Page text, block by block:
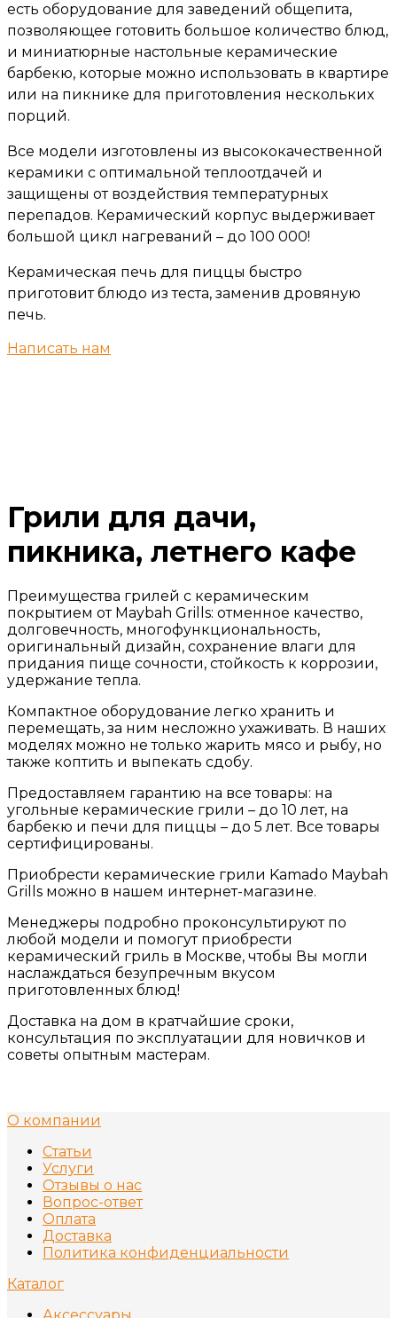
есть оборудование для заведений общепита,
позволяющее готовить большое количество блюд,
и миниатюрные настольные керамические
барбекю, которые можно использовать в квартире
или на пикнике для приготовления нескольких
порций.
Все модели изготовлены из высококачественной
керамики с оптимальной теплоотдачей и
защищены от воздействия температурных
перепадов. Керамический корпус выдерживает
большой цикл нагреваний – до 100 000!
Керамическая печь для пиццы быстро
приготовит блюдо из теста, заменив дровяную
печь.
Написать нам
Грили для дачи,
пикника, летнего кафе
Преимущества грилей с керамическим
покрытием от Maybah Grills: отменное качество,
долговечность, многофункциональность,
оригинальный дизайн, сохранение влаги для
придания пище сочности, стойкость к коррозии,
удержание тепла.
Компактное оборудование легко хранить и
перемещать, за ним несложно ухаживать. В наших
моделях можно не только жарить мясо и рыбу, но
также коптить и выпекать сдобу.
Предоставляем гарантию на все товары: на
угольные керамические грили – до 10 лет, на
барбекю и печи для пиццы – до 5 лет. Все товары
сертифицированы.
Приобрести керамические грили Kamado Maybah
Grills можно в нашем интернет-магазине.
Менеджеры подробно проконсультируют по
любой модели и помогут приобрести
керамический гриль в Москве, чтобы Вы могли
наслаждаться безупречным вкусом
приготовленных блюд!
Доставка на дом в кратчайшие сроки,
консультация по эксплуатации для новичков и
советы опытным мастерам.
О компании
Статьи
Услуги
Отзывы о нас
Вопрос-ответ
Оплата
Доставка
Политика конфиденциальности
Каталог